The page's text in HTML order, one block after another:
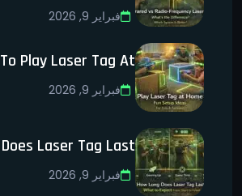
فبراير 9, 2026
Play Laser Tag At
فبراير 9, 2026
Laser Tag Last?
فبراير 9, 2026